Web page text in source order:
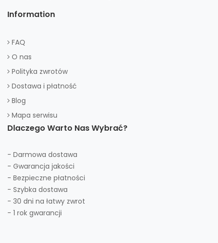
Information
FAQ
O nas
Polityka zwrotów
Dostawa i płatność
Blog
Mapa serwisu
Dlaczego Warto Nas Wybrać?
- Darmowa dostawa
- Gwarancja jakości
- Bezpieczne płatności
- Szybka dostawa
- 30 dni na łatwy zwrot
- 1 rok gwarancji